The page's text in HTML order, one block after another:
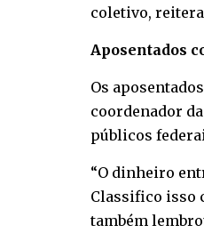
coletivo,
Aposentados
Os
coordenador
públicos
“O dinheiro
Classifico isso
também